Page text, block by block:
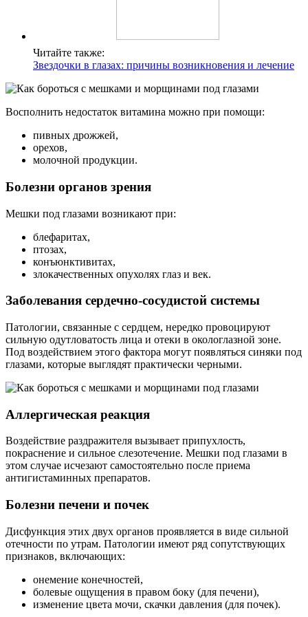
Читайте также:
Звездочки в глазах: причины возникновения и лечение
Восполнить недостаток витамина можно при помощи:
пивных дрожжей,
орехов,
молочной продукции.
Болезни органов зрения
Мешки под глазами возникают при:
блефаритах,
птозах,
конъюнктивитах,
злокачественных опухолях глаз и век.
Заболевания сердечно-сосудистой системы
Патологии, связанные с сердцем, нередко провоцируют
сильную одутловатость лица и отеки в окологлазной зоне.
Под воздействием этого фактора могут появляться синяки под
глазами, которые выглядят практически черными.
Аллергическая реакция
Воздействие раздражителя вызывает припухлость,
покраснение и сильное слезотечение. Мешки под глазами в
этом случае исчезают самостоятельно после приема
антигистаминных препаратов.
Болезни печени и почек
Дисфункция этих двух органов проявляется в виде сильной
отечности по утрам. Патологии имеют ряд сопутствующих
признаков, включающих:
онемение конечностей,
болевые ощущения в правом боку (для печени),
изменение цвета мочи, скачки давления (для почек).